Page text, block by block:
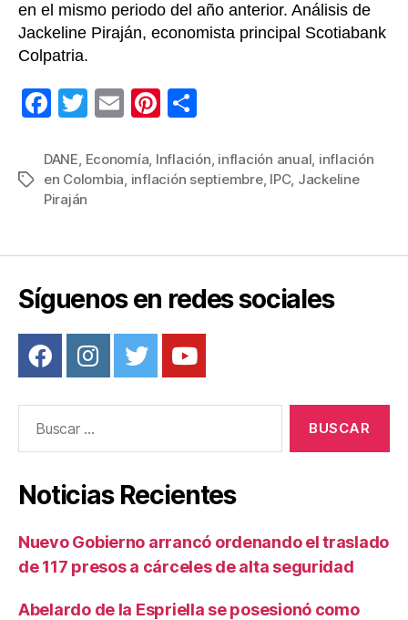
en el mismo periodo del año anterior. Análisis de
Jackeline Piraján, economista principal Scotiabank
Colpatria.
F
c
e
o
k
T
tt
er
E
ail
Pi
er
e
m
p
tir
Etiquetas
DANE, Economía, Inflación, inflación anual, inflación
en Colombia, inflación septiembre, IPC, Jackeline
Piraján
Síguenos en redes sociales
Noticias Recientes
Nuevo Gobierno arrancó ordenando el traslado
de 117 presos a cárceles de alta seguridad
Abelardo de la Espriella se posesionó como